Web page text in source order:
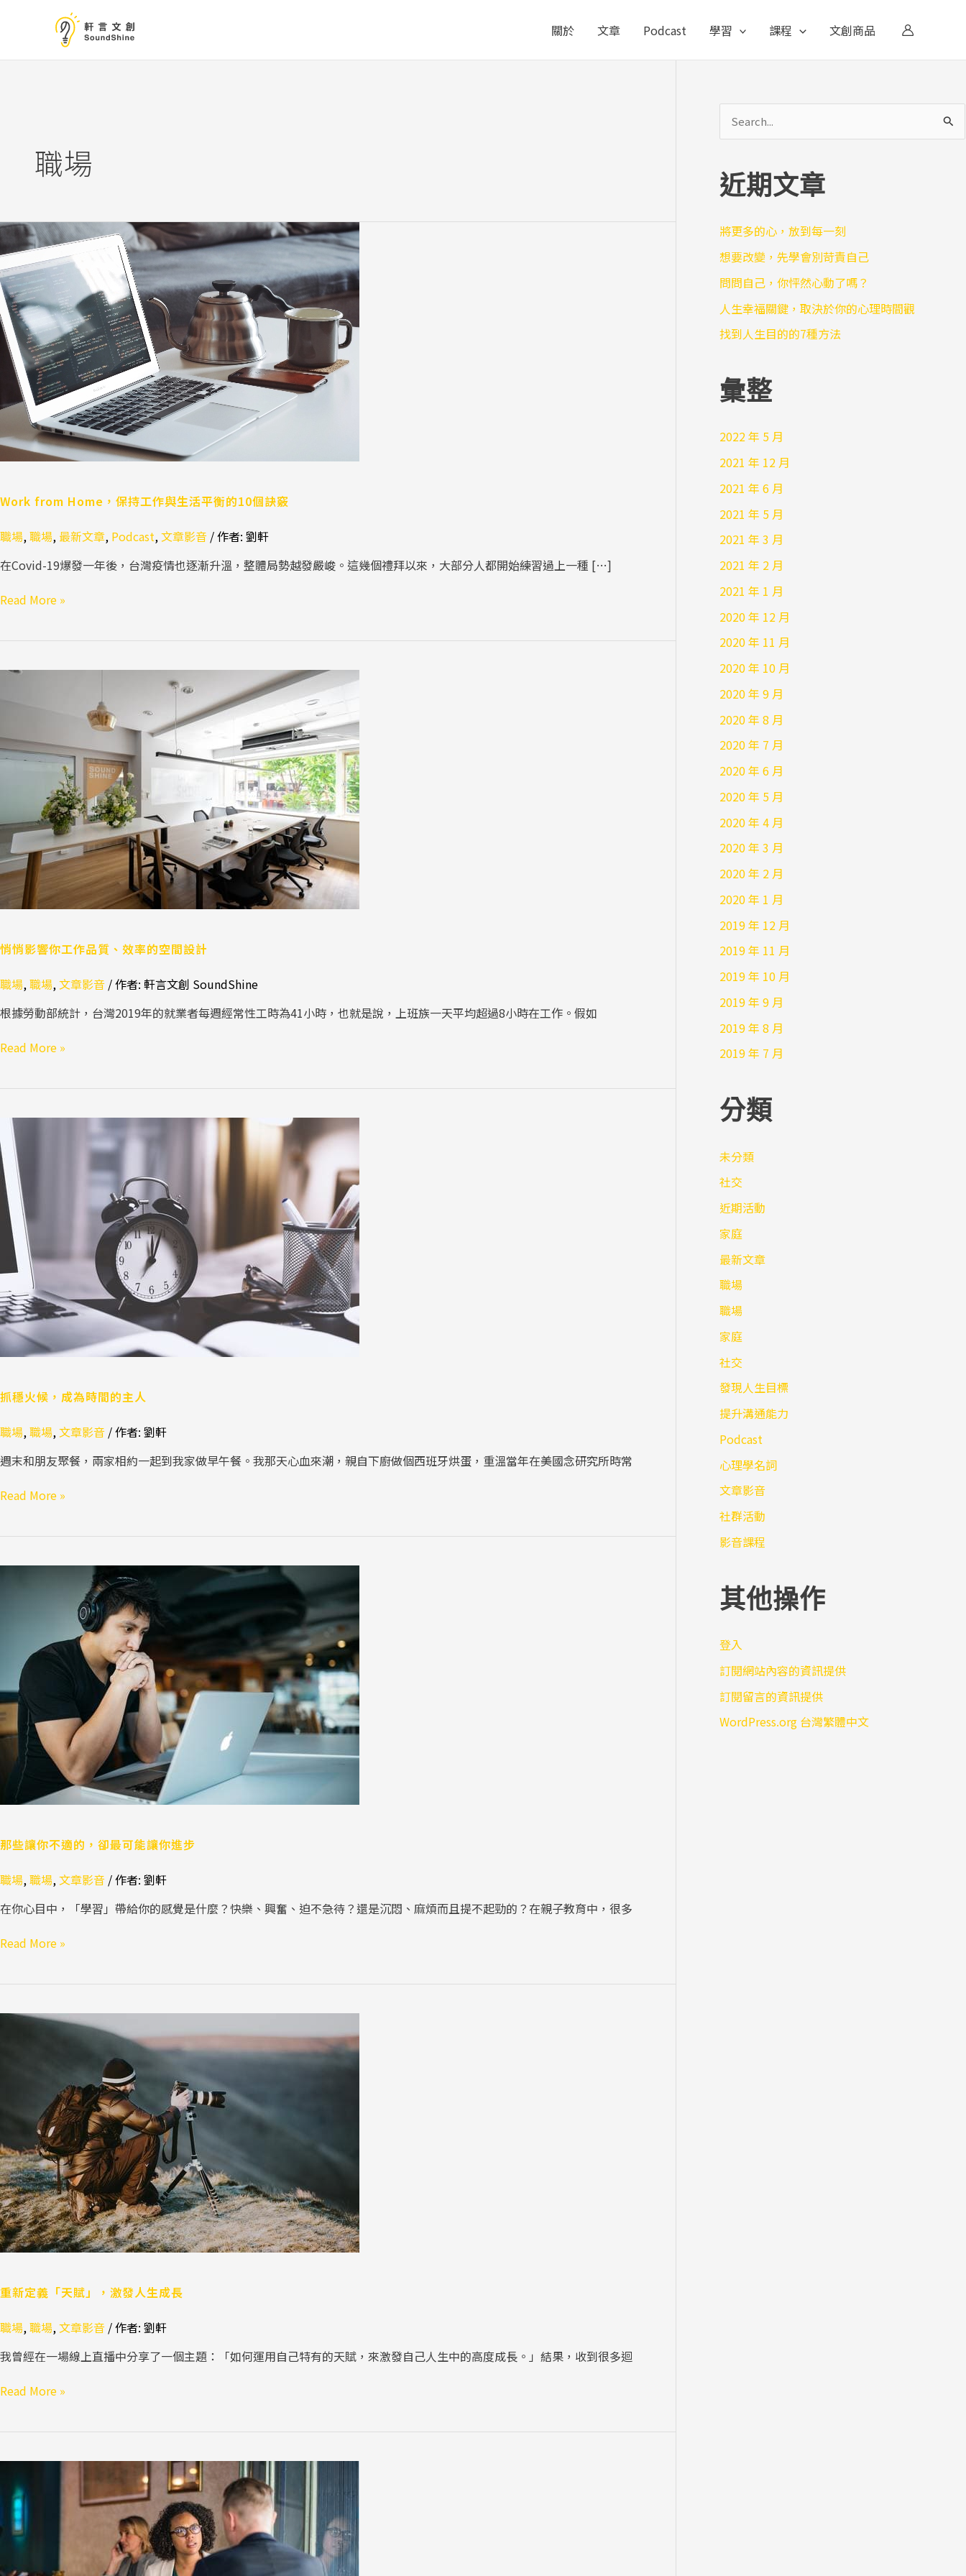
要
關於 文章 Podcast 學習 課程 文創商品
職場
Work from Home，保持工作與生活平衡的10個訣竅
職場,職場, 最新文章, Podcast,文章影音 / 作者: 劉軒
在Covid-19爆發一年後，台灣疫情也逐漸升溫，整體局勢越發嚴峻。這幾個禮拜以來，大部分人都開始練習過上一種 […]
Work
from
Home，
保
持
工
作
與
平
的
竅
Read More »
悄悄影響你工作品質、效率的空間設計
職場,職場,文章影音 / 作者: 軒言文創 SoundShine
根據勞動部統計，台灣2019年的就業者每週經常性工時為41小時，也就是說，上班族一天平均超過8小時在工作。假如
你
工
效
率
的
空
間
Read More »
抓穩火候，成為時間的主人
職場,職場,文章影音 / 作者: 劉軒
週末和朋友聚餐，兩家相約一起到我家做早午餐。我那天心血來潮，親自下廚做個西班牙烘蛋，重溫當年在美國念研究所時常
穩
火
候，
成
為
人
Read More »
那些讓你不適的，卻最可能讓你進步
職場,職場,文章影音 / 作者: 劉軒
在你心目中，「學習」帶給你的感覺是什麼？快樂、興奮、迫不急待？還是沉悶、麻煩而且提不起勁的？在親子教育中，很多
的，
卻
最
可
Read More »
重新定義「天賦」，激發人生成長
職場,職場,文章影音 / 作者: 劉軒
我曾經在一場線上直播中分享了一個主題：「如何運用自己特有的天賦，來激發自己人生中的高度成長。」結果，收到很多迴
發
人
生
成
長
Read More »
語
充
鍵
:
近期文章
將更多的心，放到每一刻
想要改變，先學會別苛責自己
問問自己，你怦然心動了嗎？
人生幸福關鍵，取決於你的心理時間觀
找到人生目的的7種方法
彙整
2022 年 5 月
2021 年 12 月
2021 年 6 月
2021 年 5 月
2021 年 3 月
2021 年 2 月
2021 年 1 月
2020 年 12 月
2020 年 11 月
2020 年 10 月
2020 年 9 月
2020 年 8 月
2020 年 7 月
2020 年 6 月
2020 年 5 月
2020 年 4 月
2020 年 3 月
2020 年 2 月
2020 年 1 月
2019 年 12 月
2019 年 11 月
2019 年 10 月
2019 年 9 月
2019 年 8 月
2019 年 7 月
分類
未分類
社交
近期活動
家庭
最新文章
職場
職場
家庭
社交
發現人生目標
提升溝通能力
Podcast
心理學名詞
文章影音
社群活動
影音課程
其他操作
登入
訂閱網站內容的資訊提供
訂閱留言的資訊提供
WordPress.org 台灣繁體中文